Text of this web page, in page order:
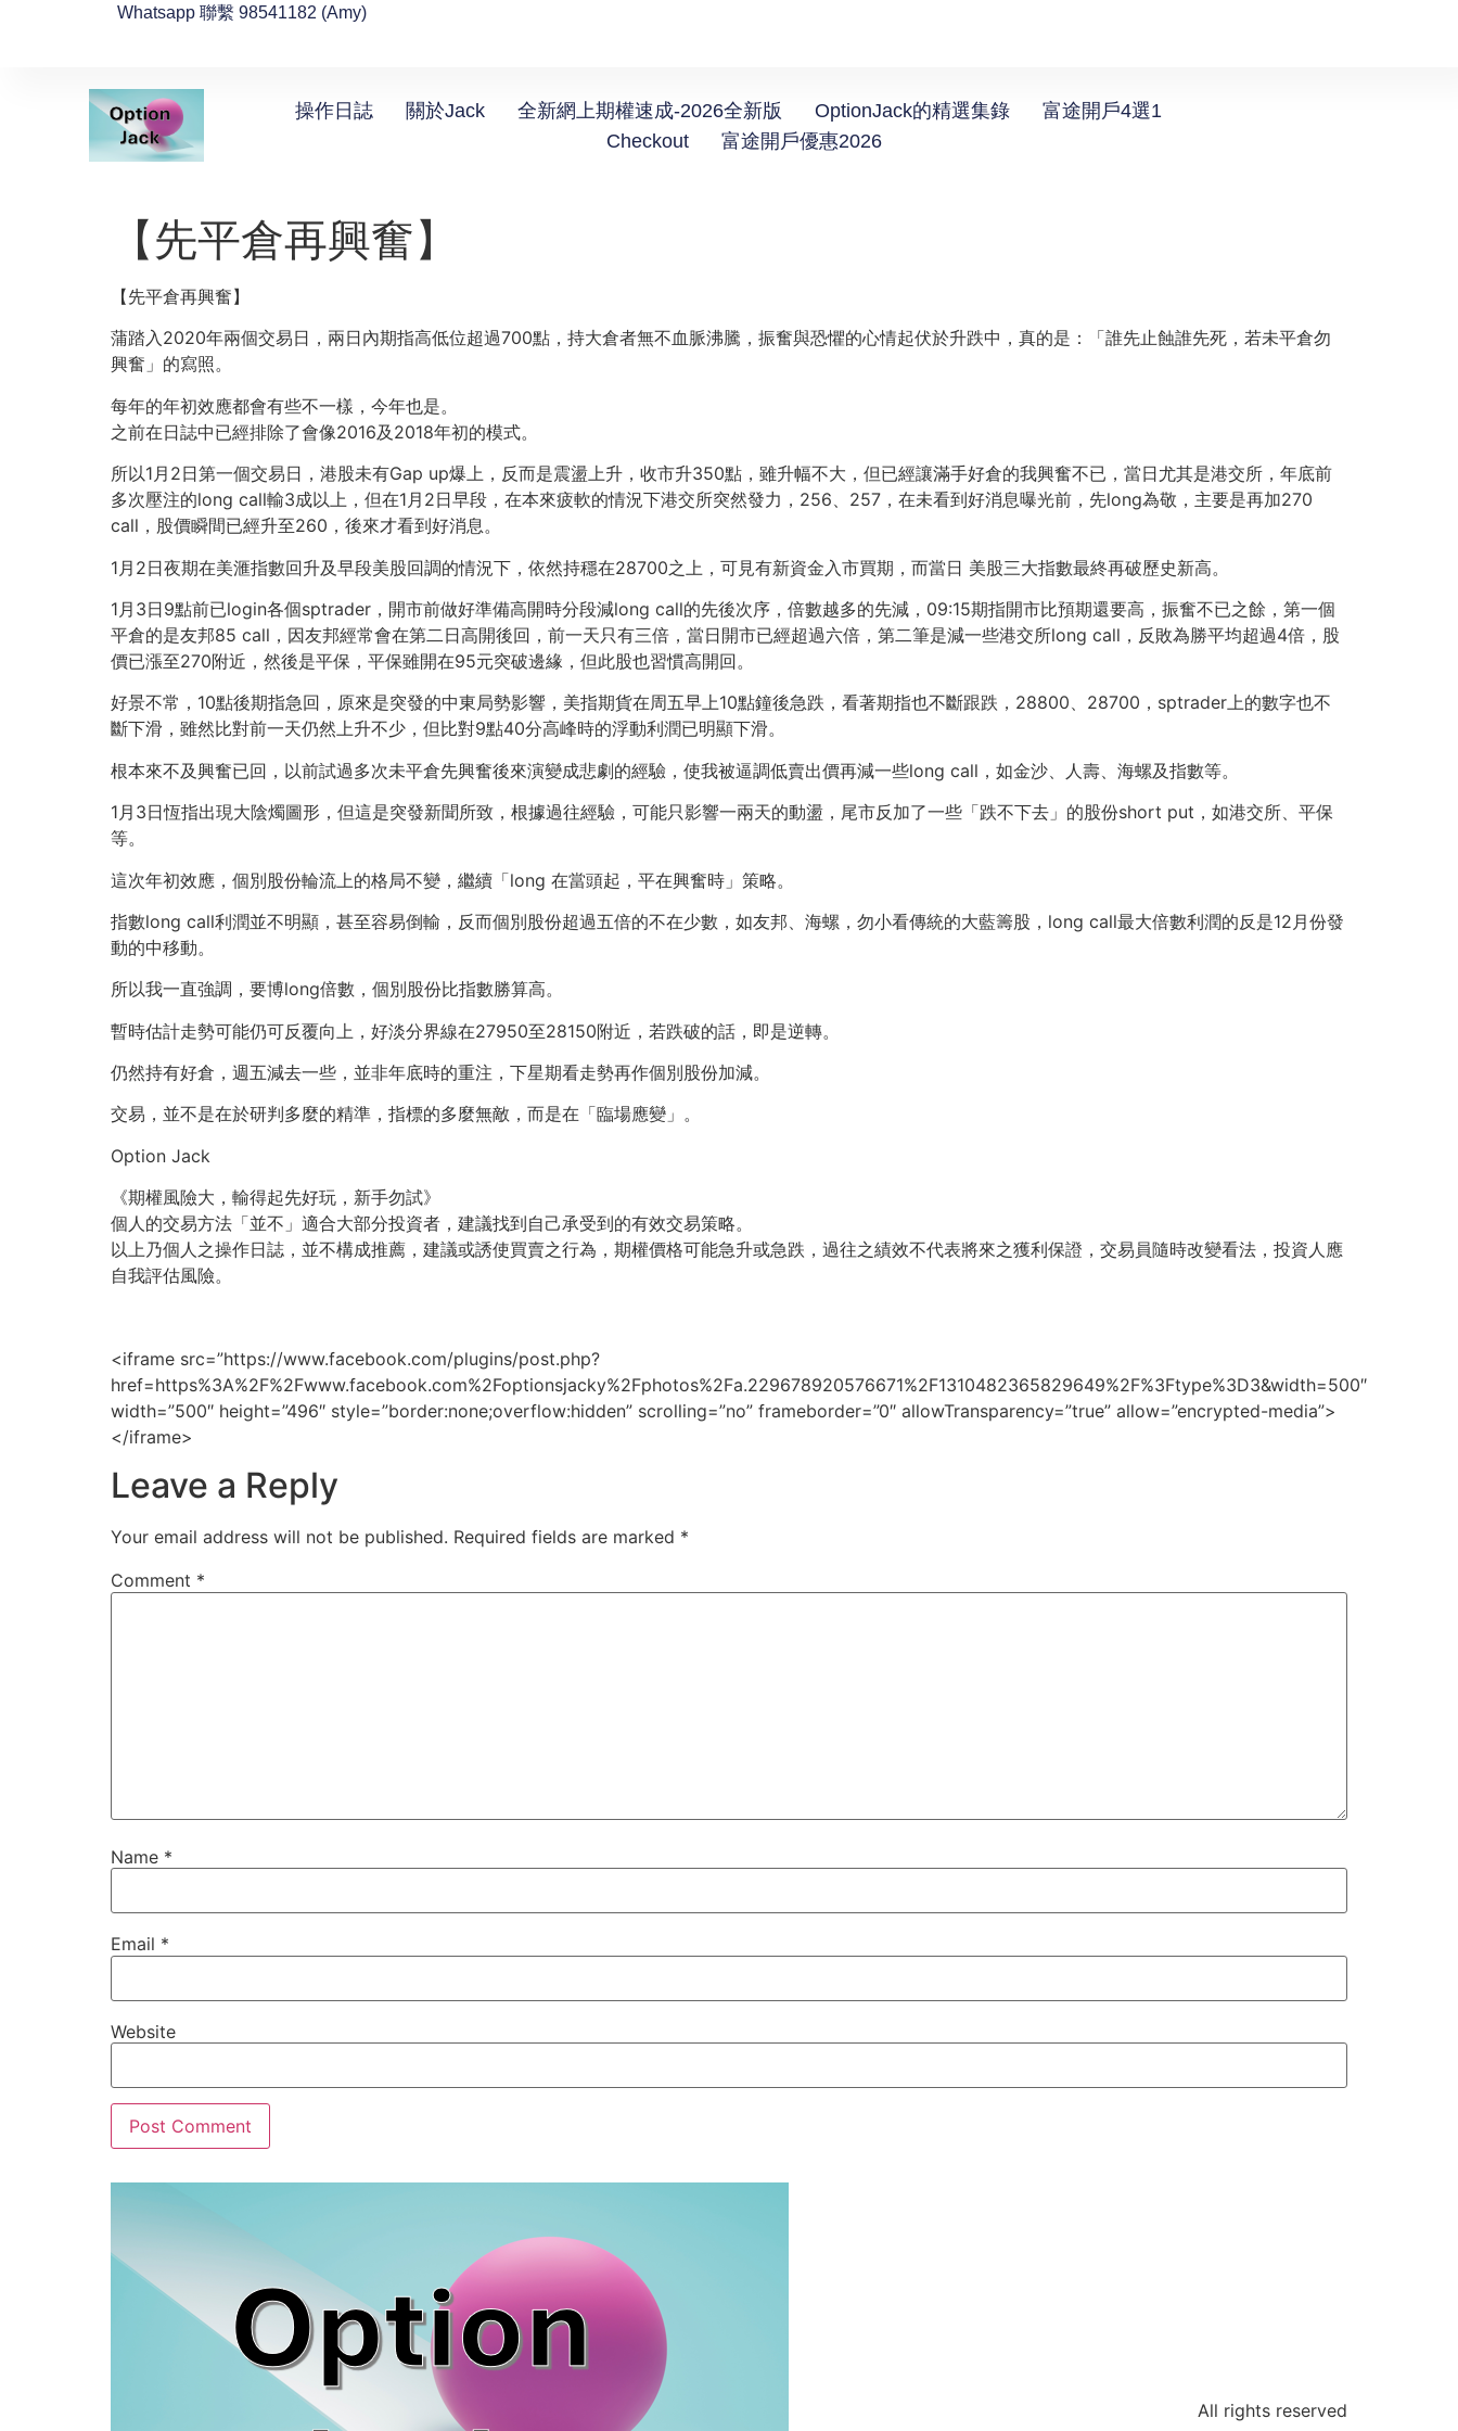
Whatsapp 聯繫 98541182 (Amy)
操作日誌 關於Jack 全新網上期權速成-2026全新版 OptionJack的精選集錄
富途開戶4選1
Checkout
富途開戶優惠2026
【先平倉再興奮】
【先平倉再興奮】
蒲踏入2020年兩個交易日，兩日內期指高低位超過700點，持大倉者無不血脈沸騰，振奮與恐懼的心情起伏於升跌中，真的是：「誰先止蝕誰先死，若未平倉勿
興奮」的寫照。
每年的年初效應都會有些不一樣，今年也是。
之前在日誌中已經排除了會像2016及2018年初的模式。
所以1月2日第一個交易日，港股未有Gap up爆上，反而是震盪上升，收市升350點，雖升幅不大，但已經讓滿手好倉的我興奮不已，當日尤其是港交所，年底前
多次壓注的long call輸3成以上，但在1月2日早段，在本來疲軟的情況下港交所突然發力，256、257，在未看到好消息曝光前，先long為敬，主要是再加270
call，股價瞬間已經升至260，後來才看到好消息。
1月2日夜期在美滙指數回升及早段美股回調的情況下，依然持穩在28700之上，可見有新資金入市買期，而當日 美股三大指數最終再破歷史新高。
1月3日9點前已login各個sptrader，開市前做好準備高開時分段減long call的先後次序，倍數越多的先減，09:15期指開市比預期還要高，振奮不已之餘，第一個
平倉的是友邦85 call，因友邦經常會在第二日高開後回，前一天只有三倍，當日開市已經超過六倍，第二筆是減一些港交所long call，反敗為勝平均超過4倍，股
價已漲至270附近，然後是平保，平保雖開在95元突破邊緣，但此股也習慣高開回。
好景不常，10點後期指急回，原來是突發的中東局勢影響，美指期貨在周五早上10點鐘後急跌，看著期指也不斷跟跌，28800、28700，sptrader上的數字也不
斷下滑，雖然比對前一天仍然上升不少，但比對9點40分高峰時的浮動利潤已明顯下滑。
根本來不及興奮已回，以前試過多次未平倉先興奮後來演變成悲劇的經驗，使我被逼調低賣出價再減一些long call，如金沙、人壽、海螺及指數等。
1月3日恆指出現大陰燭圖形，但這是突發新聞所致，根據過往經驗，可能只影響一兩天的動盪，尾市反加了一些「跌不下去」的股份short put，如港交所、平保
等。
這次年初效應，個別股份輪流上的格局不變，繼續「long 在當頭起，平在興奮時」策略。
指數long call利潤並不明顯，甚至容易倒輸，反而個別股份超過五倍的不在少數，如友邦、海螺，勿小看傳統的大藍籌股，long call最大倍數利潤的反是12月份發
動的中移動。
所以我一直強調，要博long倍數，個別股份比指數勝算高。
暫時估計走勢可能仍可反覆向上，好淡分界線在27950至28150附近，若跌破的話，即是逆轉。
仍然持有好倉，週五減去一些，並非年底時的重注，下星期看走勢再作個別股份加減。
交易，並不是在於研判多麼的精準，指標的多麼無敵，而是在「臨場應變」。
Option Jack
《期權風險大，輸得起先好玩，新手勿試》
個人的交易方法「並不」適合大部分投資者，建議找到自己承受到的有效交易策略。
以上乃個人之操作日誌，並不構成推薦，建議或誘使買賣之行為，期權價格可能急升或急跌，過往之績效不代表將來之獲利保證，交易員隨時改變看法，投資人應
自我評估風險。
<iframe src=”https://www.facebook.com/plugins/post.php?
href=https%3A%2F%2Fwww.facebook.com%2Foptionsjacky%2Fphotos%2Fa.229678920576671%2F1310482365829649%2F%3Ftype%3D3&width=500″
width=”500″ height=”496″ style=”border:none;overflow:hidden” scrolling=”no” frameborder=”0″ allowTransparency=”true” allow=”encrypted-media”>
</iframe>
Leave a Reply
Your email address will not be published. Required fields are marked *
Comment *
Name *
Email *
Website
All rights reserved